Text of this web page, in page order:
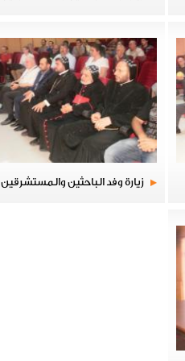
زيارة وفد الباحثين والمستشرقين 6